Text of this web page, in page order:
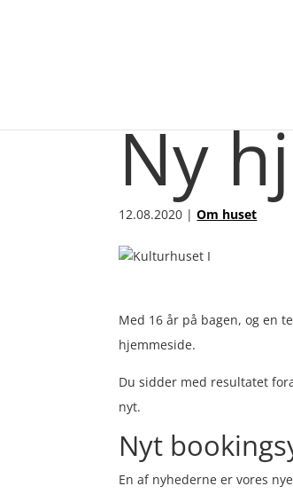
Ny
12.08.2020 |Om huset
Med 16 år på bagen, og en
hjemmeside.
Du sidder med resultatet
nyt.
Nyt
En af nyhederne er vores